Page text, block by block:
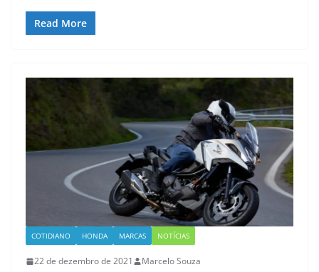
Read More
COTIDIANO HONDA MARCAS NOTÍCIAS
22 de dezembro de 2021 Marcelo Souza